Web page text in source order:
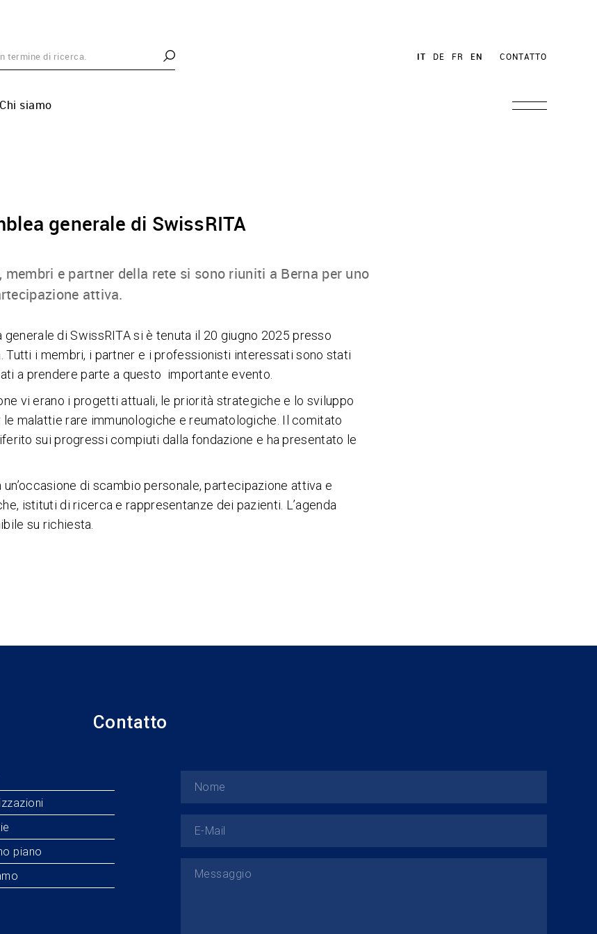
IT DE FR EN CONTATTO
Chi siamo
generale di SwissRITA
membri e partner della rete si sono riuniti a Berna per uno
attiva.
generale di SwissRITA si è tenuta il 20 giugno 2025 presso
Tutti i membri, i partner e i professionisti interessati sono stati
a prendere parte a questo importante evento.
vi erano i progetti attuali, le priorità strategiche e lo sviluppo
malattie rare immunologiche e reumatologiche. Il comitato
sui progressi compiuti dalla fondazione e ha presentato le
un’occasione di scambio personale, partecipazione attiva e
istituti di ricerca e rappresentanze dei pazienti. L’agenda
su richiesta.
Contatto
piano